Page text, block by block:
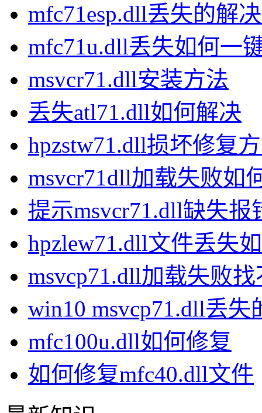
mfc71esp.dll丢失的解
mfc71u.dll丢失如何一
msvcr71.dll安装方法
丢失atl71.dll如何解决
hpzstw71.dll损坏修复
msvcr71dll加载失败如
提示msvcr71.dll缺失报
hpzlew71.dll文件丢失
msvcp71.dll加载失败
win10 msvcp71.dll丢失
mfc100u.dll如何修复
如何修复mfc40.dll文件